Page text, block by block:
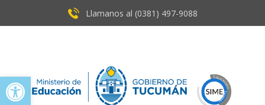
Open toolbar
Llamanos al (0381) ​497-9088